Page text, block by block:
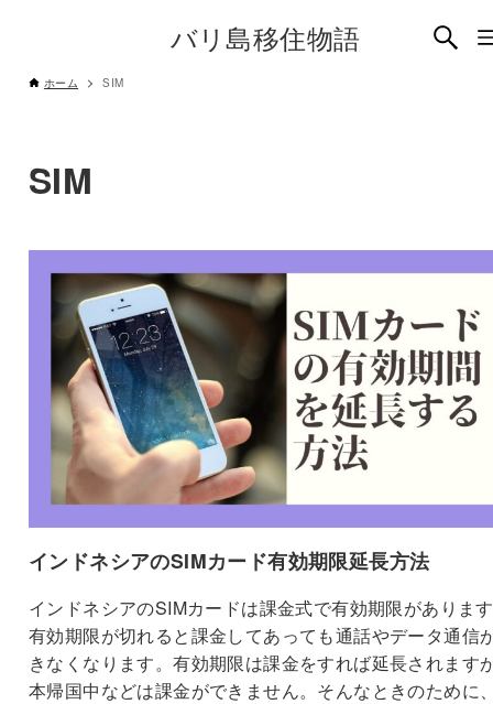
バリ島移住物語
ホーム SIM
SIM
インドネシアのSIMカード有効期限延長方法
インドネシアのSIMカードは課金式で有効期限がありま
有効期限が切れると課金してあっても通話やデータ通信
きなくなります。有効期限は課金をすれば延長されます
本帰国中などは課金ができません。そんなときのために